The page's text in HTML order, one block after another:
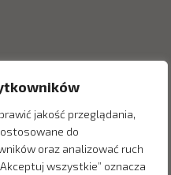
jakość przeglądania,
do
oraz analizować ruch
wszystkie” oznacza